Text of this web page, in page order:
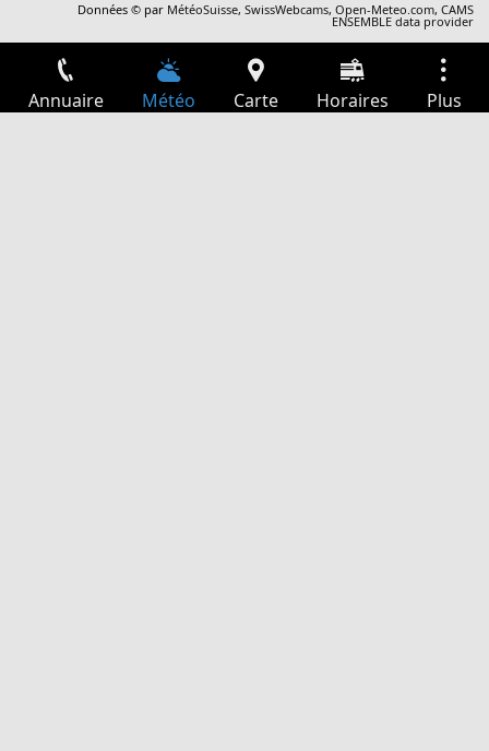
Données © par MétéoSuisse,SwissWebcams,Open-Meteo.com,CAMS
ENSEMBLE data provider
Annuaire Météo Carte Horaires Plus